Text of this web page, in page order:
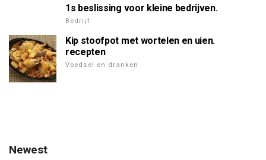
1s beslissing voor kleine bedrijven.
Bedrijf
Kip stoofpot met wortelen en uien.
recepten
Voedsel en dranken
Newest